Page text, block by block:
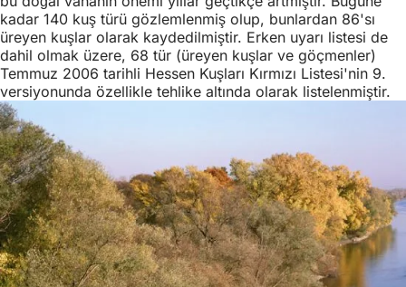
kadar 140 kuş türü gözlemlenmiş olup, bunlardan 86'sı
üreyen kuşlar olarak kaydedilmiştir. Erken uyarı listesi de
dahil olmak üzere, 68 tür (üreyen kuşlar ve göçmenler)
Temmuz 2006 tarihli Hessen Kuşları Kırmızı Listesi'nin 9.
versiyonunda özellikle tehlike altında olarak listelenmiştir.